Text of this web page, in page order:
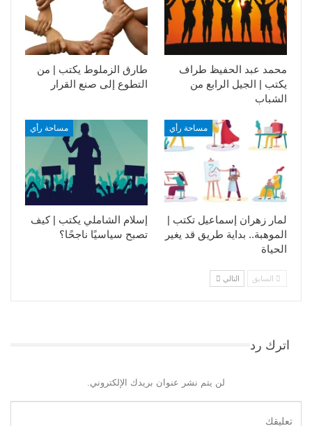
طارق الزملوط يكتب | من
التطوع إلى صنع القرار
محمد عبد الحفيظ طراف
يكتب | الجيل الرابع من
الشباب
مساحة رأي
إسلام الشاملي يكتب | كيف
تصبح سياسيًا ناجحًا؟
مساحة رأي
لمار زهران إسماعيل تكتب |
الموهبة.. بداية طريق قد يغير
الحياة
السابق التالي
اترك رد
لن يتم نشر عنوان بريدك الإلكتروني.